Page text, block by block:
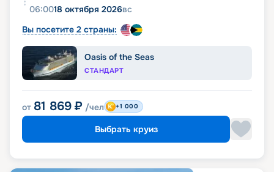
06:0018 октября 2026вс
Вы посетите 2 страны:
Oasis of the Seas
СТАНДАРТ
от 81 869 ₽ /чел +1 000
Выбрать круиз